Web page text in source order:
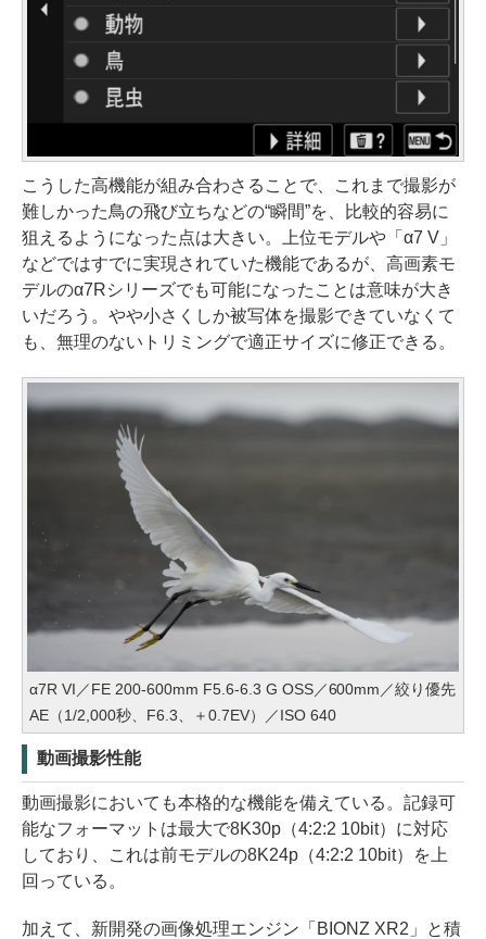
こうした高機能が組み合わさることで、これまで撮影が
難しかった鳥の飛び立ちなどの“瞬間”を、比較的容易に
狙えるようになった点は大きい。上位モデルや「α7 V」
などではすでに実現されていた機能であるが、高画素モ
デルのα7Rシリーズでも可能になったことは意味が大き
いだろう。やや小さくしか被写体を撮影できていなくて
も、無理のないトリミングで適正サイズに修正できる。
α7R VI／FE 200-600mm F5.6-6.3 G OSS／600mm／絞り優先
AE（1/2,000秒、F6.3、＋0.7EV）／ISO 640
動画撮影性能
動画撮影においても本格的な機能を備えている。記録可
能なフォーマットは最大で8K30p（4:2:2 10bit）に対応
しており、これは前モデルの8K24p（4:2:2 10bit）を上
回っている。
加えて、新開発の画像処理エンジン「BIONZ XR2」と積